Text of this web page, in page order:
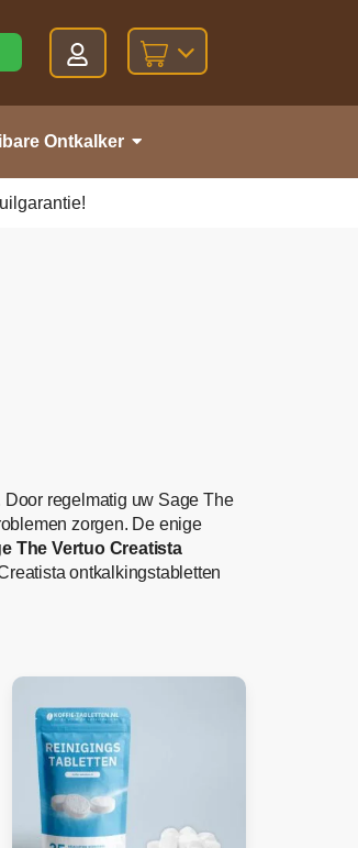
Ontkalker
regelmatig uw Sage The
zorgen. De enige
The Vertuo Creatista
ontkalkingstabletten